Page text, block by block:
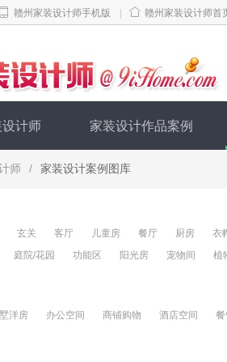
赣州家装设计师手机版 | 赣州家装设计师首
计师 家装设计作品案例
师 / 家装设计案例图库
玄关 客厅 儿童房 餐厅 厨房
衣
庭院/花园 功能区 阳光房 宠物间 植
洋房 办公空间 商铺购物 酒店空间